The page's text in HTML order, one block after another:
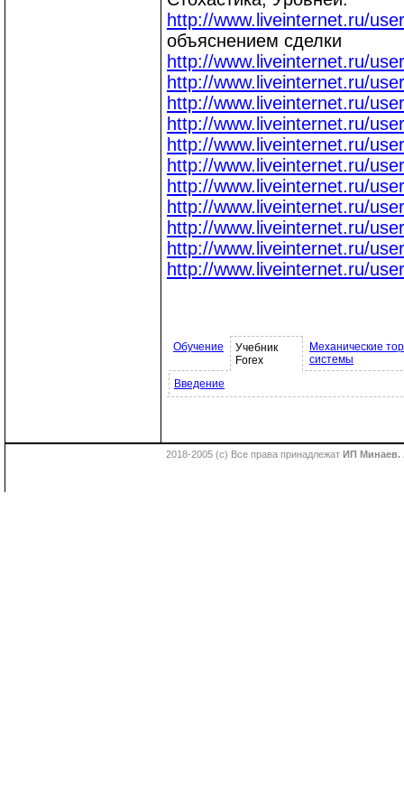
http://www.liveinternet.ru/
объяснением сделки
http://www.liveinternet.ru/
http://www.liveinternet.ru/
http://www.liveinternet.ru/
http://www.liveinternet.ru/
http://www.liveinternet.ru/
http://www.liveinternet.ru/
http://www.liveinternet.ru/
http://www.liveinternet.ru/
http://www.liveinternet.ru/
http://www.liveinternet.ru/
http://www.liveinternet.ru/
Обучение
Учебник
Forex
Механические
системы
Введение
2018-2005 (с) Все права принадлежат ИП Минаев.